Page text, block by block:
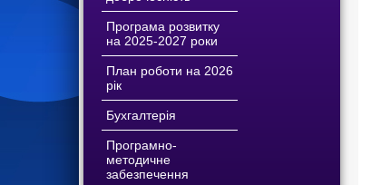
Програма розвитку
на 2025-2027 роки
План роботи на 2026
рік
Бухгалтерія
Програмно-
методичне
забезпечення